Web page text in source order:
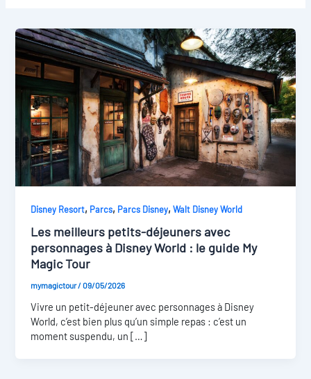
Disney Resort, Parcs, Parcs Disney,Walt Disney World
Les meilleurs petits-déjeuners avec
personnages à Disney World : le guide My
Magic Tour
mymagictour/09/05/2026
Vivre un petit-déjeuner avec personnages à Disney
World, c’est bien plus qu’un simple repas : c’est un
moment suspendu, un […]